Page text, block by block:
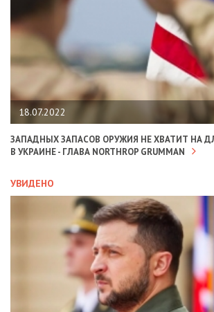
18.07.2022
ЗАПАДНЫХ ЗАПАСОВ ОРУЖИЯ НЕ ХВАТИТ НА
В УКРАИНЕ - ГЛАВА NORTHROP GRUMMAN
УВИДЕНО